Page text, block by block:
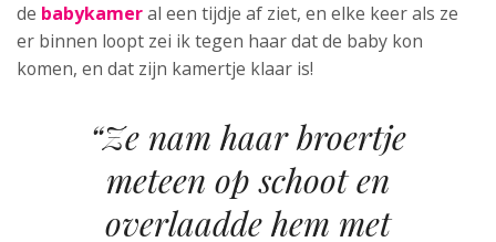
de babykameral een tijdje af ziet, en elke keer als ze
er binnen loopt zei ik tegen haar dat de baby kon
komen, en dat zijn kamertje klaar is!
“Ze nam haar broertje
meteen op schoot en
overlaadde hem met